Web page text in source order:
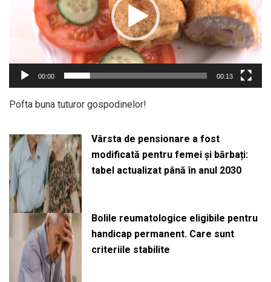
00:00 00:13
Pofta buna tuturor gospodinelor!
Vârsta de pensionare a fost
modificată pentru femei și bărbați:
tabel actualizat până în anul 2030
Bolile reumatologice eligibile pentru
handicap permanent. Care sunt
criteriile stabilite